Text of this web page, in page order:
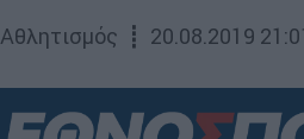
Αθλητισμός ┋ 20.08.2019